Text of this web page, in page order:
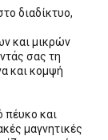
διαδίκτυο,
και μικρών
σας τη
και κομψή
πέυκο και
μαγνητικές